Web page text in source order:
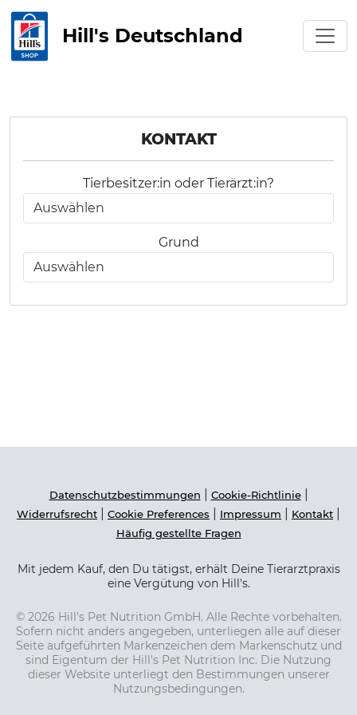
Hill's Deutschland
KONTAKT
Tierbesitzer:in oder Tierärzt:in?
Grund
Datenschutzbestimmungen Cookie-Richtlinie|
Widerrufsrecht Cookie Preferences Impressum Kontakt
Häufig gestellte Fragen
Mit jedem Kauf, den Du tätigst, erhält Deine Tierarztpraxis
eine Vergütung von Hill's.
© 2026 Hill's Pet Nutrition GmbH. Alle Rechte vorbehalten.
Sofern nicht anders angegeben, unterliegen alle auf dieser
Seite aufgeführten Markenzeichen dem Markenschutz und
sind Eigentum der Hill's Pet Nutrition Inc. Die Nutzung
dieser Website unterliegt den Bestimmungen unserer
Nutzungsbedingungen.